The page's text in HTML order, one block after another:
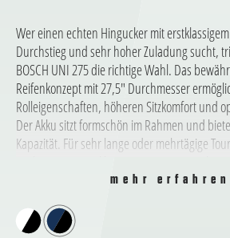
Wer einen echten Hingucker mit
Durchstieg und sehr hoher Zuladung sucht,
BOSCH UNI 275 die richtige Wahl. Das
Reifenkonzept mit 27,5" Durchmesser
Rolleigenschaften, höheren Sitzkomfort und
Der Akku sitzt formschön im Rahmen und
Kapazität. Für sehr lange oder mehrtägige
mehr erfahren